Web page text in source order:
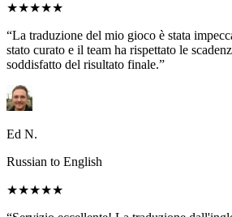
★★★★★
“La traduzione del mio gioco è stata
stato curato e il team ha rispettato le
soddisfatto del risultato finale.”
Ed N.
Russian to English
★★★★★